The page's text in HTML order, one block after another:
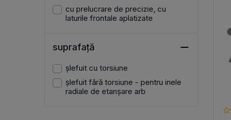
cu prelucrare de precizie, cu
laturile frontale aplatizate
suprafață
șlefuit cu torsiune
șlefuit fără torsiune - pentru inele
radiale de etanșare arb